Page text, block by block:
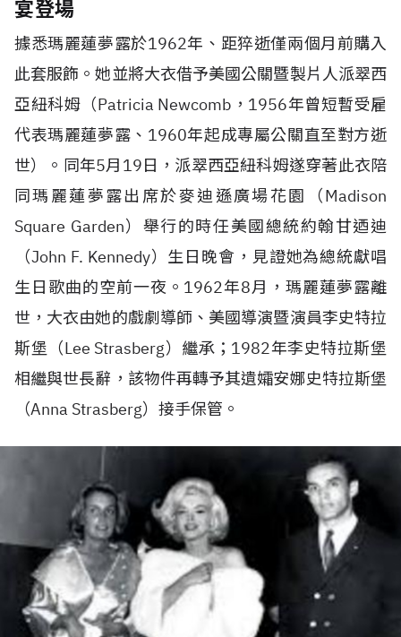
宴登場
據悉瑪麗蓮夢露於1962年、距猝逝僅兩個月前購入
此套服飾。她並將大衣借予美國公關暨製片人派翠西
亞紐科姆（Patricia Newcomb，1956年曾短暫受雇
代表瑪麗蓮夢露、1960年起成專屬公關直至對方逝
世）。同年5月19日，派翠西亞紐科姆遂穿著此衣陪
同瑪麗蓮夢露出席於麥迪遜廣場花園（Madison
Square Garden）舉行的時任美國總統約翰甘迺迪
（John F. Kennedy）生日晚會，見證她為總統獻唱
生日歌曲的空前一夜。1962年8月，瑪麗蓮夢露離
世，大衣由她的戲劇導師、美國導演暨演員李史特拉
斯堡（Lee Strasberg）繼承；1982年李史特拉斯堡
相繼與世長辭，該物件再轉予其遺孀安娜史特拉斯堡
（Anna Strasberg）接手保管。